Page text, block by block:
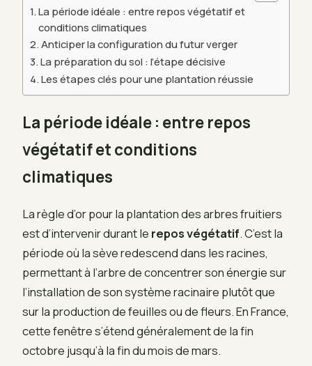
La période idéale : entre repos végétatif et
conditions climatiques
Anticiper la configuration du futur verger
La préparation du sol : l’étape décisive
Les étapes clés pour une plantation réussie
La période idéale : entre repos
végétatif et conditions
climatiques
La règle d’or pour la plantation des arbres fruitiers
est d’intervenir durant le repos végétatif. C’est la
période où la sève redescend dans les racines,
permettant à l’arbre de concentrer son énergie sur
l’installation de son système racinaire plutôt que
sur la production de feuilles ou de fleurs. En France,
cette fenêtre s’étend généralement de la fin
octobre jusqu’à la fin du mois de mars.